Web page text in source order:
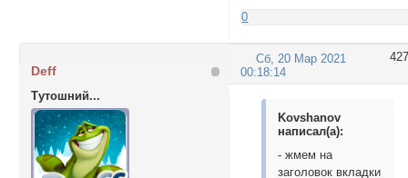
0
427
Сб, 20 Мар 2021
00:18:14
Deff
Тутошний...
Kovshanov
написал(а):
- жмем на
заголовок вкладки